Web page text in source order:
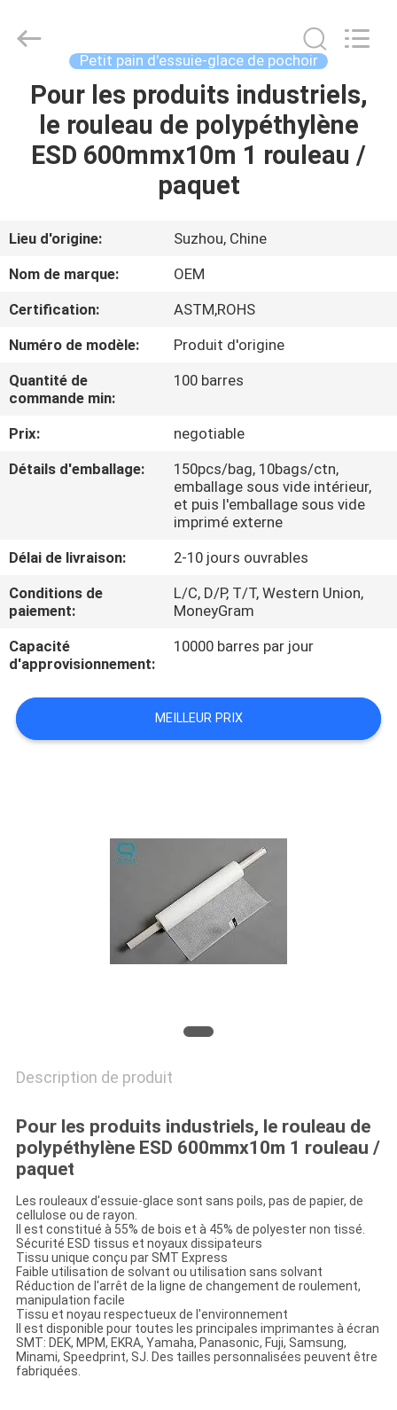
MAISON
PRODUITS
SUJET
DE
NOUS
VISITE
D'USINE
CONTRÔLE
DE
CONTACTEZ-
NOUS
NOUVELLES
DEMANDEZ
UNE
Clean
Technology
Reserved.
Petit pain d'essuie-glace de pochoir
Pour les produits industriels,
le rouleau de polypéthylène
ESD 600mmx10m 1 rouleau /
paquet
Lieu d'origine:
Suzhou, Chine
Nom de marque:
OEM
Certification:
ASTM,ROHS
Numéro de modèle:
Produit d'origine
Quantité de
commande min:
100 barres
Prix:
negotiable
Détails d'emballage:
150pcs/bag, 10bags/ctn,
emballage sous vide intérieur,
et puis l'emballage sous vide
imprimé externe
Délai de livraison:
2-10 jours ouvrables
Conditions de
paiement:
L/C, D/P, T/T, Western Union,
MoneyGram
Capacité
d'approvisionnement:
10000 barres par jour
MEILLEUR PRIX
Description de produit
Pour les produits industriels, le rouleau de
polypéthylène ESD 600mmx10m 1 rouleau /
paquet
Les rouleaux d'essuie-glace sont sans poils, pas de papier, de
cellulose ou de rayon.
Il est constitué à 55% de bois et à 45% de polyester non tissé.
Sécurité ESD tissus et noyaux dissipateurs
Tissu unique conçu par SMT Express
Faible utilisation de solvant ou utilisation sans solvant
Réduction de l'arrêt de la ligne de changement de roulement,
manipulation facile
Tissu et noyau respectueux de l'environnement
Il est disponible pour toutes les principales imprimantes à écran
SMT: DEK, MPM, EKRA, Yamaha, Panasonic, Fuji, Samsung,
Minami, Speedprint, SJ. Des tailles personnalisées peuvent être
fabriquées.